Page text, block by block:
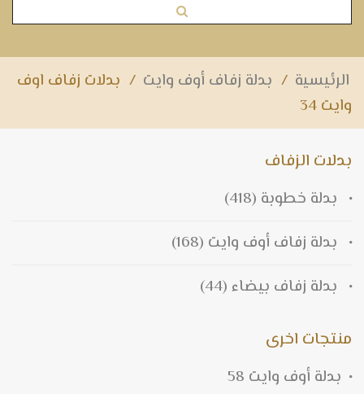
الرئيسية / بدلة زفاف أوف وايت / بدلات زفاف اوف
وايت 34
بدلات الزفاف
بدلة خطوبة (418)
بدلة زفاف أوف وايت (168)
بدلة زفاف بيضاء (44)
منتجات اخرى
بدلة أوف وايت 58